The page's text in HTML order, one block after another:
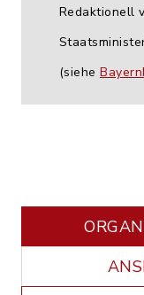
Redaktionell
(siehe